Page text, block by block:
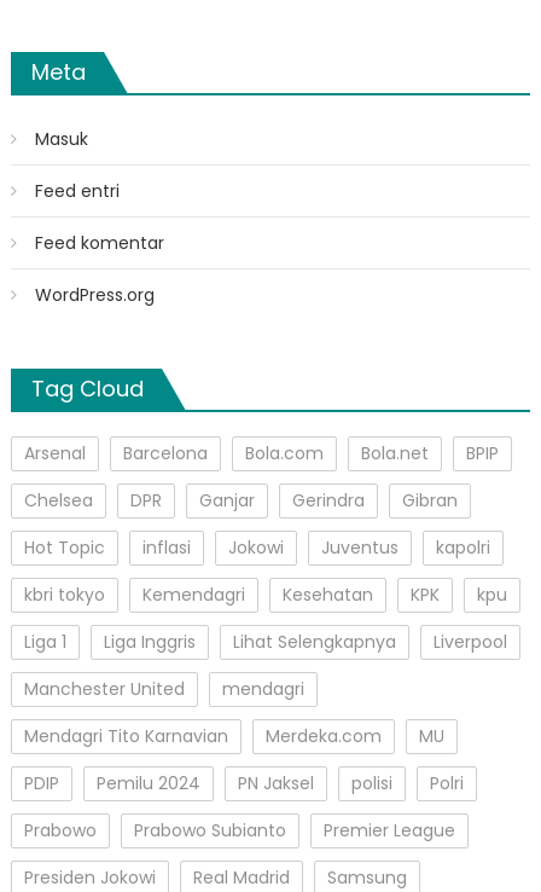
Meta
Masuk
Feed entri
Feed komentar
WordPress.org
Tag Cloud
Arsenal Barcelona Bola.com Bola.net
BPIP
Chelsea
DPR Ganjar Gerindra
Gibran
Hot Topic
inflasi Jokowi Juventus
kapolri
kbri tokyo
Kemendagri Kesehatan KPK
kpu
Liga 1
Liga Inggris Lihat Selengkapnya
Liverpool
Manchester United
mendagri
Mendagri Tito Karnavian
Merdeka.com
MU
PDIP
Pemilu 2024 PN Jaksel polisi
Polri
Prabowo
Prabowo Subianto
Premier League
Presiden Jokowi
Real Madrid
Samsung